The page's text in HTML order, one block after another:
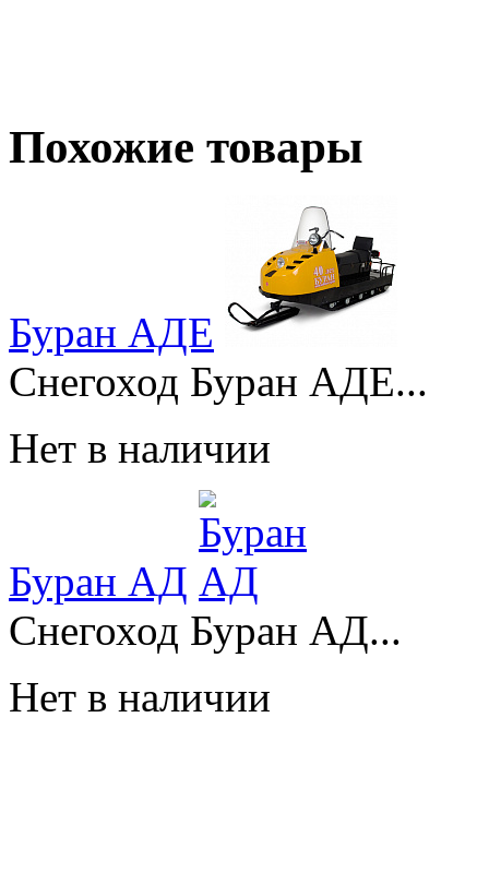
Похожие товары
Буран АДЕ
Снегоход Буран АДЕ...
Нет в наличии
Буран АД
Снегоход Буран АД...
Нет в наличии